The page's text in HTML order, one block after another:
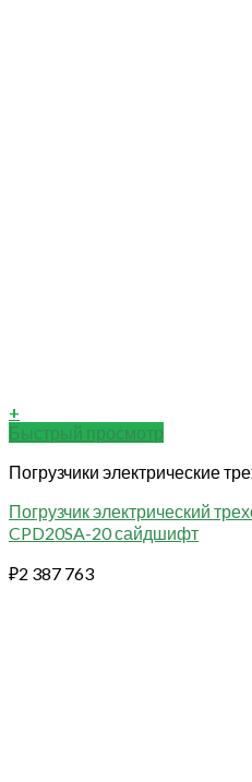
+
Быстрый просмотр
Погрузчики электрические
Погрузчик электрический
CPD20SA-20 сайдшифт
₽2 387 763